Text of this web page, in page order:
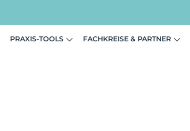
PRAXIS-TOOLS FACHKREISE & PARTNER